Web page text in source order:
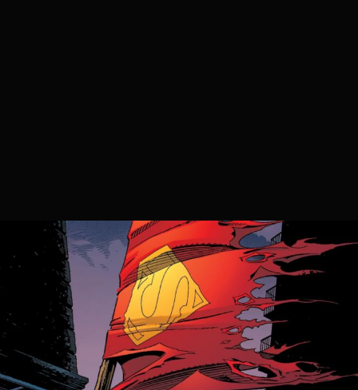
Superman halála COMIX
Bunyózni óraszám .
Ha a ’80-as években a képregényipar egy
új, felnőttesebb és földhözragadtabb